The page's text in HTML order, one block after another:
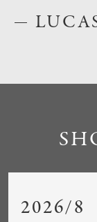
2026/8